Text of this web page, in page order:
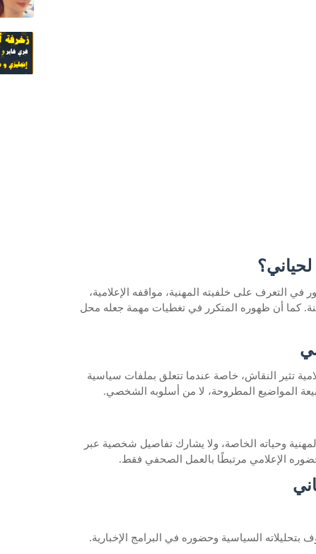
التعرف على خلفيته المهنية، مواقفه الإعلامية،
كما أن ظهوره المتكرر في تغطيات مهمة جعله محل
تثير النقاش، خاصة عندما تتعلق بملفات سياسية
المواضيع المطروحة، لا من أسلوبه الشخصي.
وحياته الخاصة، ولا يشارك تفاصيل شخصية عبر
الإعلامي مرتبطًا بالعمل الصحفي فقط.
السياسية وحضوره في البرامج الإخبارية.